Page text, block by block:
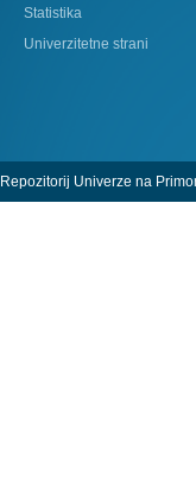
Statistika
Univerzitetne strani
Repozitorij Univerze na